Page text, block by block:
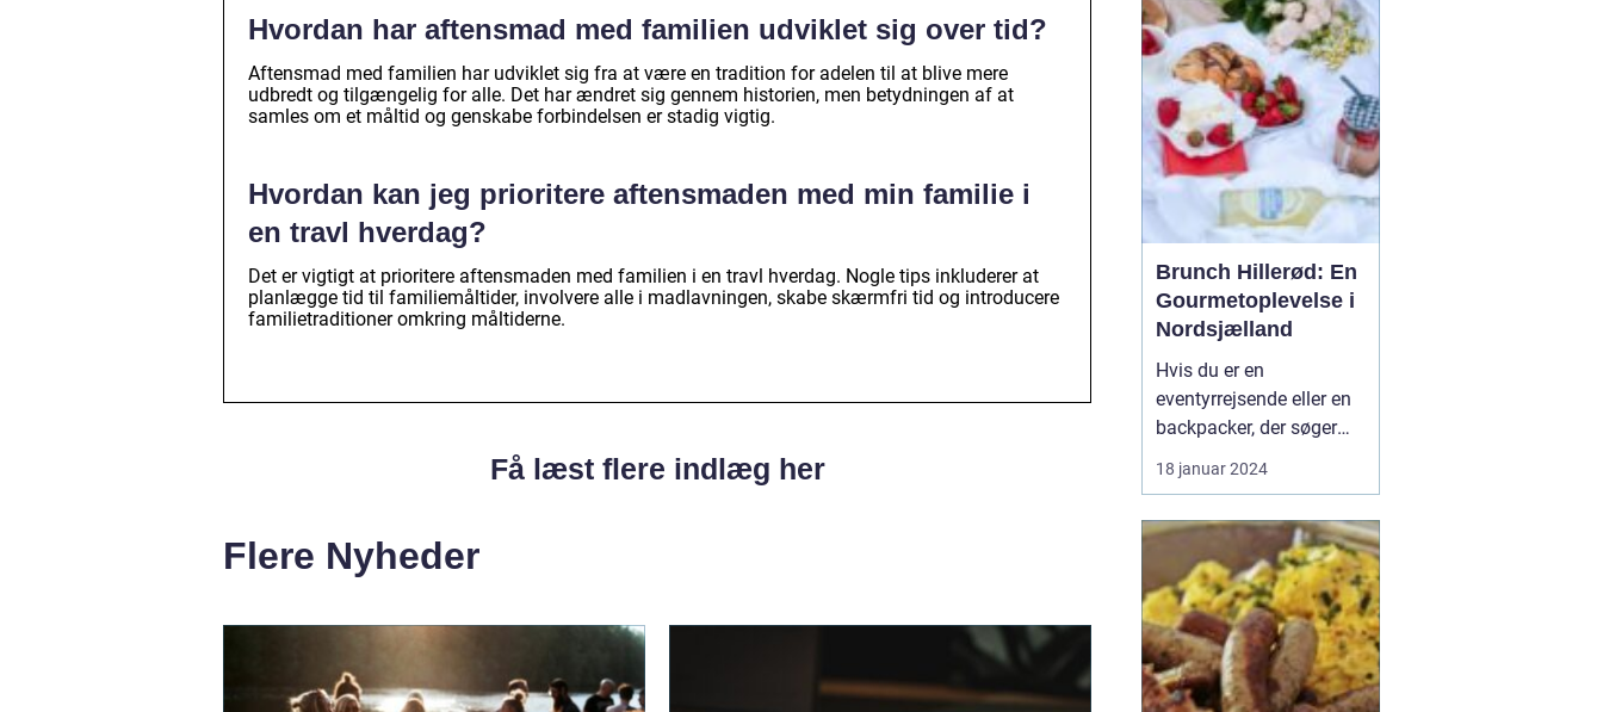
Hvordan har aftensmad med familien udviklet sig over tid?
Aftensmad med familien har udviklet sig fra at være en tradition for adelen til at blive mere
udbredt og tilgængelig for alle. Det har ændret sig gennem historien, men betydningen af at
samles om et måltid og genskabe forbindelsen er stadig vigtig.
Hvordan kan jeg prioritere aftensmaden med min familie i
en travl hverdag?
Det er vigtigt at prioritere aftensmaden med familien i en travl hverdag. Nogle tips inkluderer at
planlægge tid til familiemåltider, involvere alle i madlavningen, skabe skærmfri tid og introducere
familietraditioner omkring måltiderne.
Få læst flere indlæg her
Flere Nyheder
vibrant atmosphere, and
a chance to indulge in
the culinary scene of
Cop...
Brunch Hillerød: En
Gourmetoplevelse i
Nordsjælland
Hvis du er en
eventyrrejsende eller en
backpacker, der søger
efter en uforglemmelig
gastronomisk oplevelse i
brunch i Hillerød et must-
try. Denne artikel vil
introducere dig til
brunchkulturen i Hillerød
og give dig al den
informa...
18 januar 2024